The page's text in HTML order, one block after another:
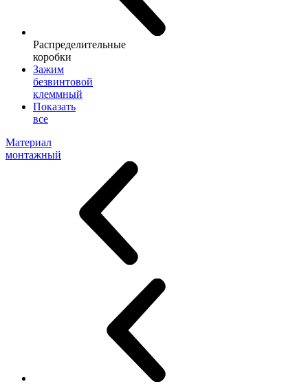
Распределительные
коробки
Зажим
безвинтовой
клеммный
Показать
все
Материал
монтажный